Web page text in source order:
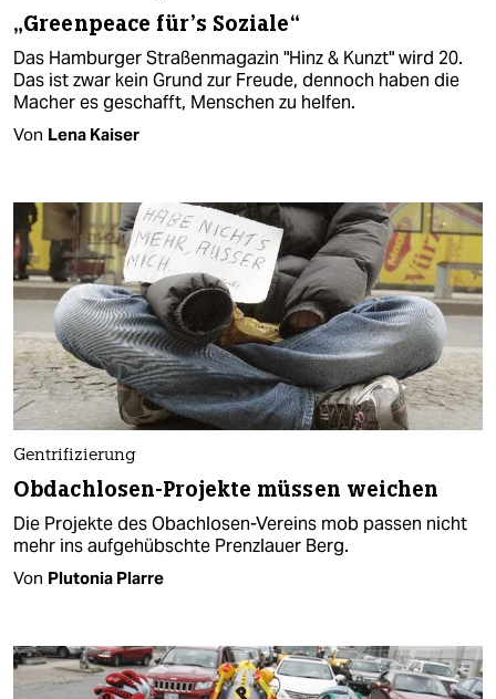
„Greenpeace für’s Soziale“
Das Hamburger Straßenmagazin "Hinz & Kunzt" wird 20.
Das ist zwar kein Grund zur Freude, dennoch haben die
Macher es geschafft, Menschen zu helfen.
Von Lena Kaiser
Gentrifizierung
Obdachlosen-Projekte müssen weichen
Die Projekte des Obachlosen-Vereins mob passen nicht
mehr ins aufgehübschte Prenzlauer Berg.
Von Plutonia Plarre